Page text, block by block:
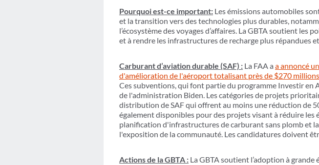
Pourquoi est-ce important: Les émissions automobiles
et la transition vers des technologies plus durables,
l’écosystème des voyages d’affaires. La GBTA soutient
et à rendre les infrastructures de recharge plus répandues
Carburant d’aviation durable (SAF) : La FAA a a annoncé
d'amélioration de l'aéroport totalisant près de $270 millions
Ces subventions, qui font partie du programme Investir en
de l'administration Biden. Les catégories de projets
distribution de SAF qui offrent au moins une réduction de
également disponibles pour des projets visant à réduire
planification d'infrastructures de carburant sans plomb et
l'exposition de la communauté. Les candidatures doivent
Actions de la GBTA : La GBTA soutient l’adoption à grande